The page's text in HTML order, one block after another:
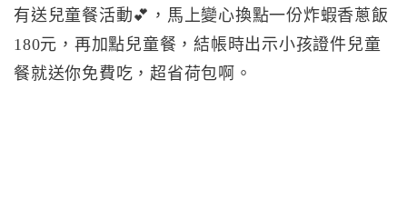
有送兒童餐活動💕，馬上變心換點一份炸蝦香蔥飯
180元，再加點兒童餐，結帳時出示小孩證件兒童
餐就送你免費吃，超省荷包啊。